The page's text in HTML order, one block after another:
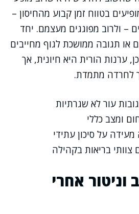
בטווח זמן קבוע מהחיסון –
– ולרוב מפוגגים מעצמם. יחד
או תגובה ממושכת לגוף מחייבים
ערנות הורית היא חיונית, אך
לחרדה מתמדת.
עור לא שגרתיות
ומצב כללי
על סיכון עתידי
בריאות בקהילה
אחרי